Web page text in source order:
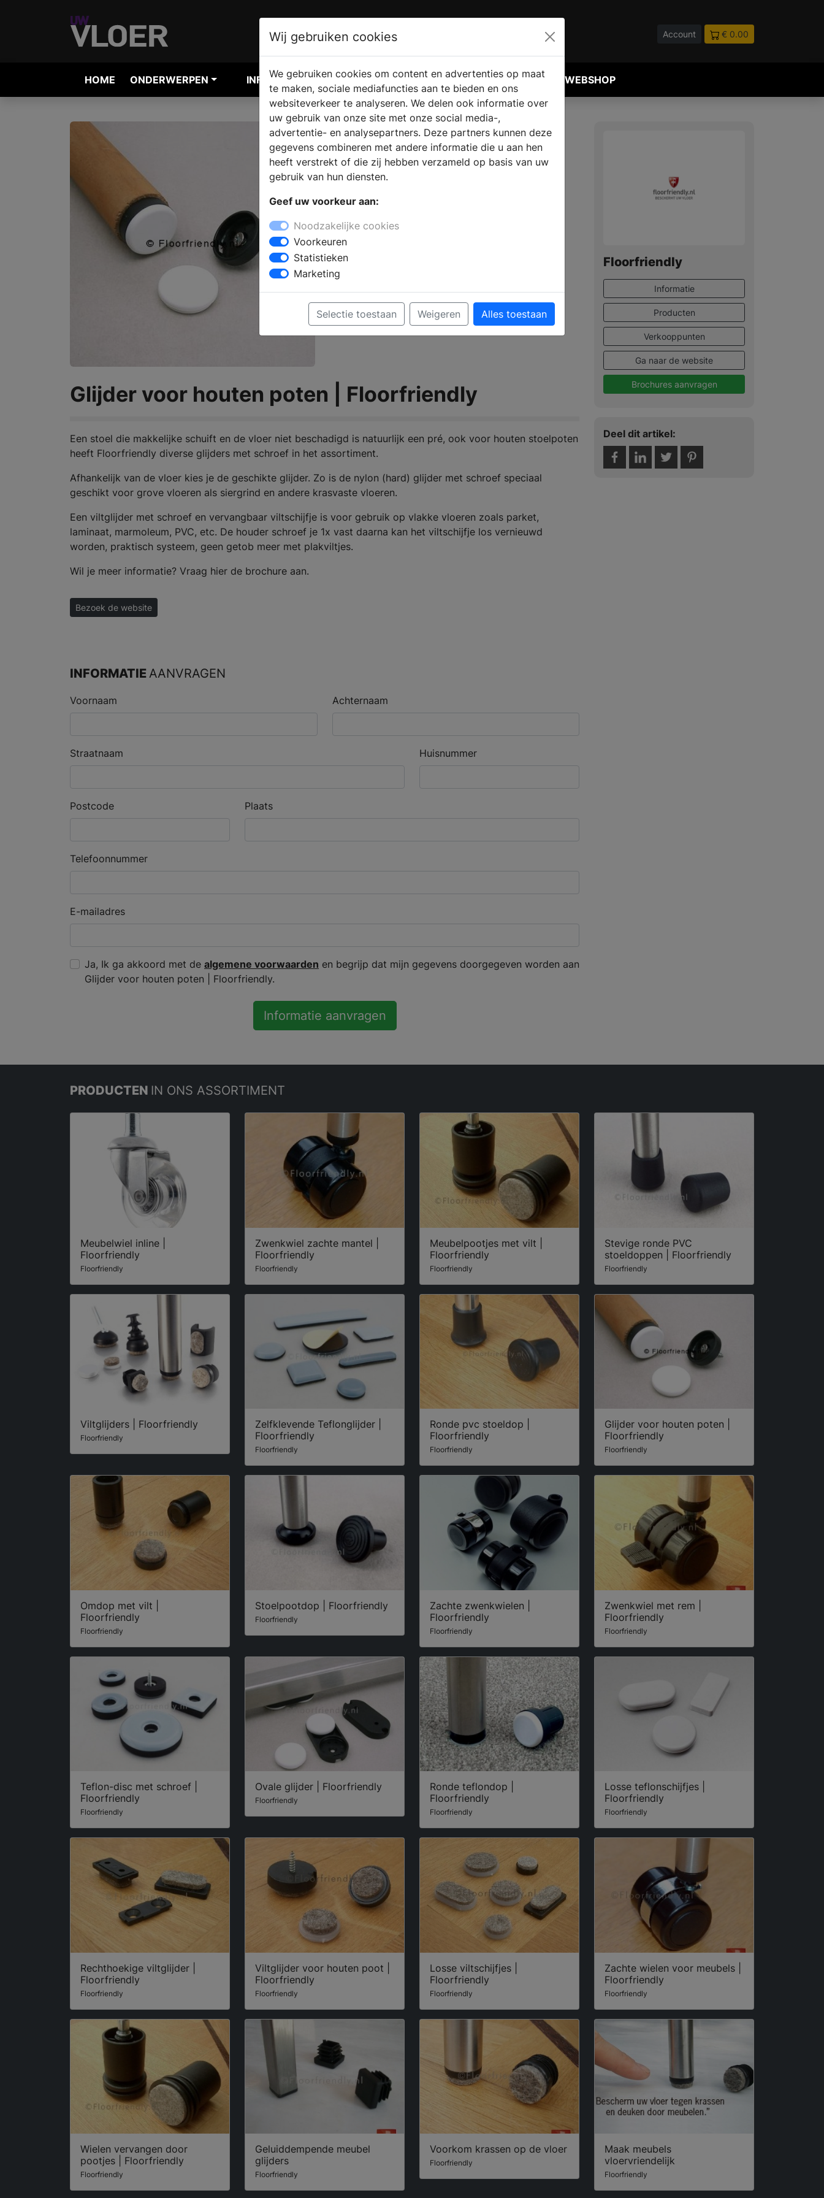
Account € 0.00
HOME ONDERWERPEN INFORMATIE AANVRAGEN VERKOOPLOCATIE VINDEN WEBSHOP
Glijder voor houten poten | Floorfriendly
Een stoel die makkelijke schuift en de vloer niet beschadigd is natuurlijk een pré, ook voor houten stoelpoten
heeft Floorfriendly diverse glijders met schroef in het assortiment.
Afhankelijk van de vloer kies je de geschikte glijder. Zo is de nylon (hard) glijder met schroef speciaal
geschikt voor grove vloeren als siergrind en andere krasvaste vloeren.
Een viltglijder met schroef en vervangbaar viltschijfje is voor gebruik op vlakke vloeren zoals parket,
laminaat, marmoleum, PVC, etc. De houder schroef je 1x vast daarna kan het viltschijfje los vernieuwd
worden, praktisch systeem, geen getob meer met plakviltjes.
Wil je meer informatie? Vraag hier de brochure aan.
Bezoek de website
INFORMATIEAANVRAGEN
Voornaam Achternaam
Straatnaam Huisnummer
Postcode Plaats
Telefoonnummer
E-mailadres
Ja, Ik ga akkoord met de algemene voorwaarden en begrijp dat mijn gegevens doorgegeven worden aan
Glijder voor houten poten | Floorfriendly.
Informatie aanvragen
Floorfriendly
Informatie
Producten
Verkooppunten
Ga naar de website
Brochures aanvragen
Deel dit artikel:
PRODUCTEN IN ONS ASSORTIMENT
Meubelwiel inline |
Floorfriendly
Floorfriendly
Zwenkwiel zachte mantel |
Floorfriendly
Floorfriendly
Meubelpootjes met vilt |
Floorfriendly
Floorfriendly
Stevige ronde PVC
stoeldoppen | Floorfriendly
Floorfriendly
Viltglijders | Floorfriendly
Floorfriendly
Zelfklevende Teflonglijder |
Floorfriendly
Floorfriendly
Ronde pvc stoeldop |
Floorfriendly
Floorfriendly
Glijder voor houten poten |
Floorfriendly
Floorfriendly
Omdop met vilt |
Floorfriendly
Floorfriendly
Stoelpootdop | Floorfriendly
Floorfriendly
Zachte zwenkwielen |
Floorfriendly
Floorfriendly
Zwenkwiel met rem |
Floorfriendly
Floorfriendly
Teflon-disc met schroef |
Floorfriendly
Floorfriendly
Ovale glijder | Floorfriendly
Floorfriendly
Ronde teflondop |
Floorfriendly
Floorfriendly
Losse teflonschijfjes |
Floorfriendly
Floorfriendly
Rechthoekige viltglijder |
Floorfriendly
Floorfriendly
Viltglijder voor houten poot |
Floorfriendly
Floorfriendly
Losse viltschijfjes |
Floorfriendly
Floorfriendly
Zachte wielen voor meubels |
Floorfriendly
Floorfriendly
Wielen vervangen door
pootjes | Floorfriendly
Floorfriendly
Geluiddempende meubel
glijders
Floorfriendly
Voorkom krassen op de vloer
Floorfriendly
Maak meubels
vloervriendelijk
Floorfriendly
Wij gebruiken cookies
We gebruiken cookies om content en advertenties op maat
te maken, sociale mediafuncties aan te bieden en ons
websiteverkeer te analyseren. We delen ook informatie over
uw gebruik van onze site met onze social media-,
advertentie- en analysepartners. Deze partners kunnen deze
gegevens combineren met andere informatie die u aan hen
heeft verstrekt of die zij hebben verzameld op basis van uw
gebruik van hun diensten.
Geef uw voorkeur aan:
Noodzakelijke cookies
Voorkeuren
Statistieken
Marketing
Selectie toestaan Weigeren Alles toestaan